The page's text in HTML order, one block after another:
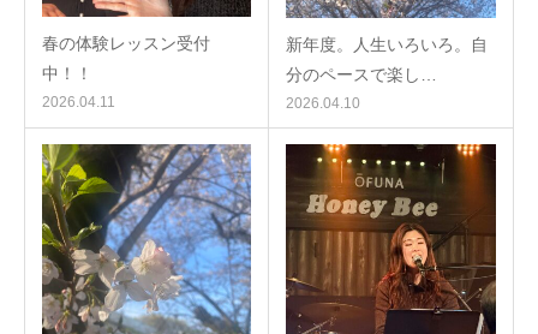
春の体験レッスン受付
中！！
2026.04.11
新年度。人生いろいろ。自
分のペースで楽し…
2026.04.10